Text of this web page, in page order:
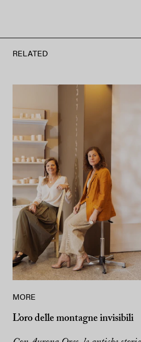
RELATED
MORE
L’oro delle montagne invisibili